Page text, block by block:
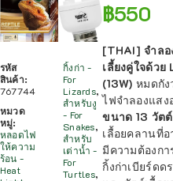
รหัส
สินค้า:
767744
หมวด
หมู่:
หลอดไฟ
ให้ความ
ร้อน -
Heat
กิ้งก่า -
For
Lizards,
สำหรับงู
- For
Snakes,
สำหรับ
เต่าน้ำ -
For
Turtles,
฿550
[THAI] จำล
เลี้ยงคู่ใจด้วย
(13W) หมดกัง
ไฟจำลองแสง
ขนาด 13 วัตต์
เลื้อยคลานที่
มีความต้องกา
กิ้งก่าเบียร์ดด